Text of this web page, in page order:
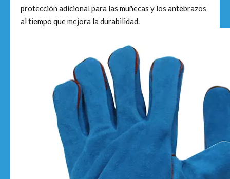
protección adicional para las muñecas y los antebrazos
al tiempo que mejora la durabilidad.